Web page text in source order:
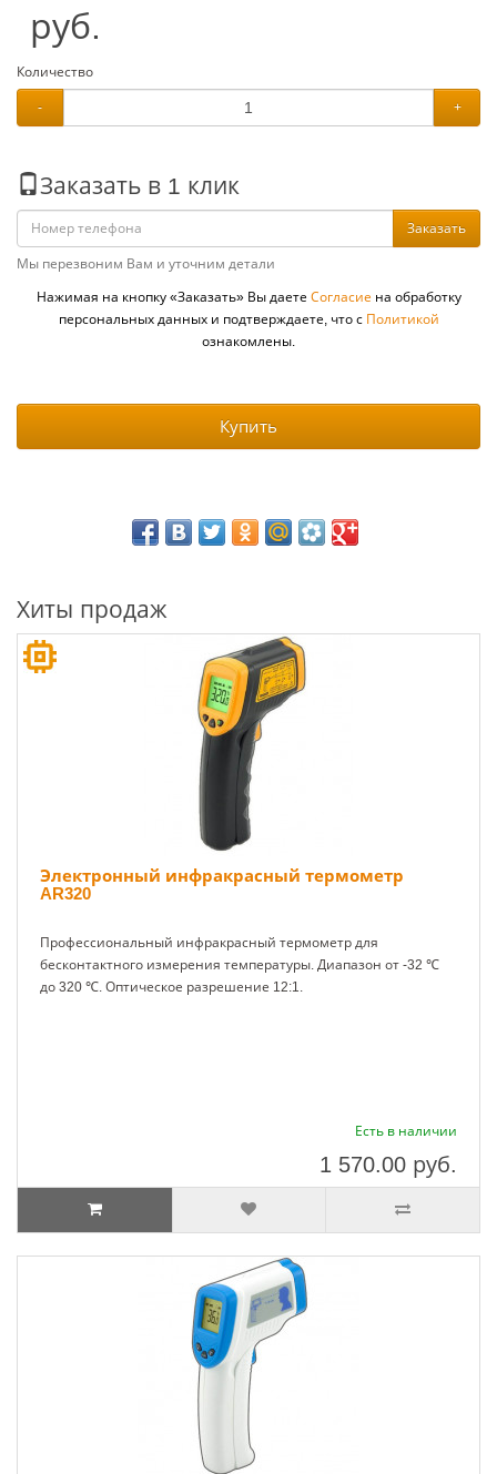
руб.
Количество
- +
Заказать в 1 клик
Заказать
Мы перезвоним Вам и уточним детали
Нажимая на кнопку «Заказать» Вы даете Согласие на обработку
персональных данных и подтверждаете, что с Политикой
ознакомлены.
Купить
Хиты продаж
Электронный инфракрасный термометр
AR320
Профессиональный инфракрасный термометр для
бесконтактного измерения температуры. Диапазон от -32 ℃
до 320 ℃. Оптическое разрешение 12:1.
Есть в наличии
1 570.00 руб.